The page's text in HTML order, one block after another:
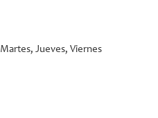
Martes, Jueves, Viernes